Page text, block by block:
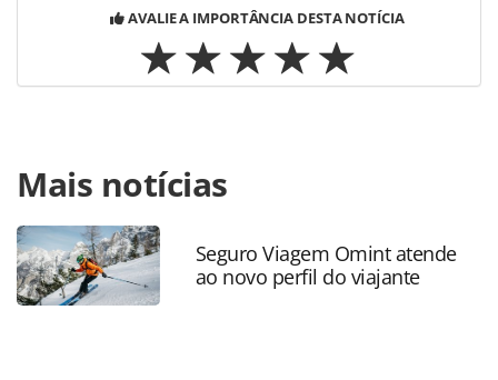
AVALIE A IMPORTÂNCIA DESTA NOTÍCIA
https://www.panrotas.com.br/mercado/operadoras/2024/
lanca-semana-tematica-para-corporativo-com-descontos-
em-hoteis_206354.html ou as ferramentas oferecidas na
página. Todo o conteúdo produzido pela PANROTAS
Editora é protegido pela legislação brasileira sobre direito
autoral. Não reproduza o conteúdo sem autorização da
Mais notícias
Seguro Viagem Omint atende
ao novo perfil do viajante